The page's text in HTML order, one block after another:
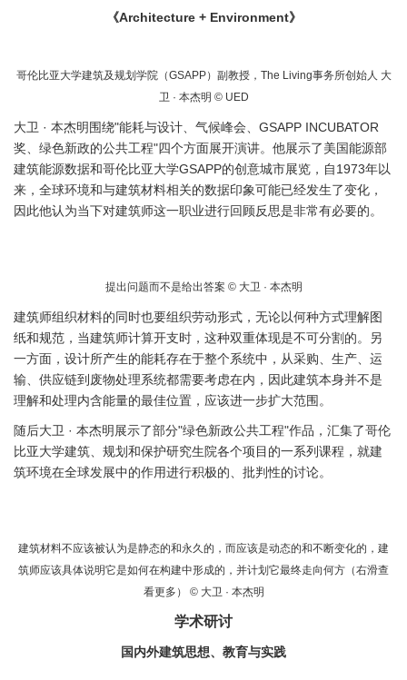
《Architecture + Environment》
哥伦比亚大学建筑及规划学院（GSAPP）副教授，The Living事务所创始人 大
卫 · 本杰明 © UED
大卫 · 本杰明围绕"能耗与设计、气候峰会、GSAPP INCUBATOR
奖、绿色新政的公共工程"四个方面展开演讲。他展示了美国能源部
建筑能源数据和哥伦比亚大学GSAPP的创意城市展览，自1973年以
来，全球环境和与建筑材料相关的数据印象可能已经发生了变化，
因此他认为当下对建筑师这一职业进行回顾反思是非常有必要的。
提出问题而不是给出答案 © 大卫 · 本杰明
建筑师组织材料的同时也要组织劳动形式，无论以何种方式理解图
纸和规范，当建筑师计算开支时，这种双重体现是不可分割的。另
一方面，设计所产生的能耗存在于整个系统中，从采购、生产、运
输、供应链到废物处理系统都需要考虑在内，因此建筑本身并不是
理解和处理内含能量的最佳位置，应该进一步扩大范围。
随后大卫 · 本杰明展示了部分"绿色新政公共工程"作品，汇集了哥伦
比亚大学建筑、规划和保护研究生院各个项目的一系列课程，就建
筑环境在全球发展中的作用进行积极的、批判性的讨论。
建筑材料不应该被认为是静态的和永久的，而应该是动态的和不断变化的，建
筑师应该具体说明它是如何在构建中形成的，并计划它最终走向何方（右滑查
看更多） © 大卫 · 本杰明
学术研讨
国内外建筑思想、教育与实践